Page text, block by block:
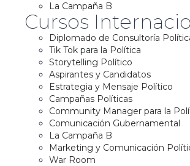
La Campaña B
Cursos
Diplomado de Consultoría
Tik Tok para la Política
Storytelling Político
Aspirantes y Candidatos
Estrategia y Mensaje Político
Campañas Políticas
Community Manager para la
Comunicación Gubernamental
La Campaña B
Marketing y Comunicación
War Room